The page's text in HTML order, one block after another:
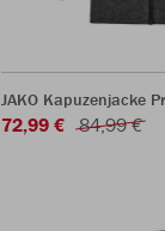
JAKO Kapuzenjacke
72,99 € 84,99 €